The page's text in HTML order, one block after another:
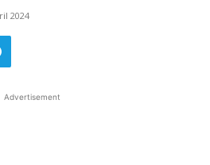
2024
Advertisement